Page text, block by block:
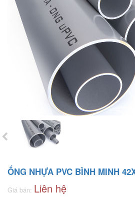
ỐNG NHỰA PVC BÌNH MINH
Giá bán: Liên hệ